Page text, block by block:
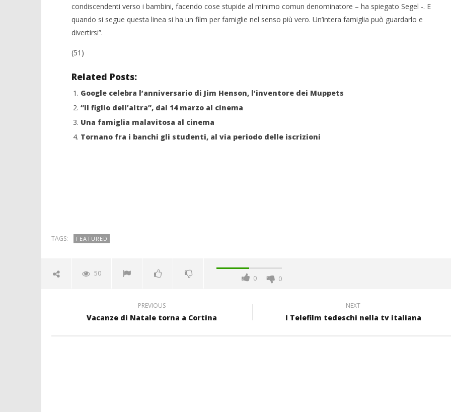
condiscendenti verso i bambini, facendo cose stupide al minimo comun denominatore – ha spiegato Segel -. E
quando si segue questa linea si ha un film per famiglie nel senso più vero. Un’intera famiglia può guardarlo e
divertirsi”.
(51)
Related Posts:
Google celebra l’anniversario di Jim Henson, l’inventore dei Muppets
“Il figlio dell’altra”, dal 14 marzo al cinema
Una famiglia malavitosa al cinema
Tornano fra i banchi gli studenti, al via periodo delle iscrizioni
TAGS: FEATURED
50
0 0
PREVIOUS
Vacanze di Natale torna a Cortina
NEXT
I Telefilm tedeschi nella tv italiana